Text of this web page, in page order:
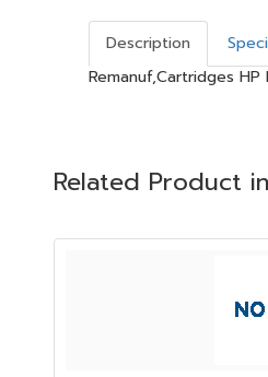
Description
Remanuf,Cartridges
Related Product in